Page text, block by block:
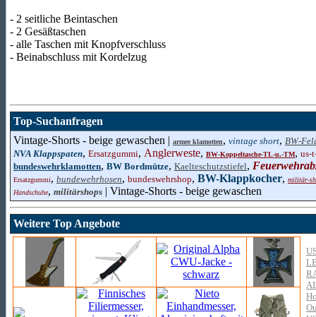
- 2 seitliche Beintaschen
- 2 Gesäßtaschen
- alle Taschen mit Knopfverschluss
- Beinabschluss mit Kordelzug
Top-Suchanfragen
Vintage-Shorts - beige gewaschen | armee klamotten, vintage short, BW-
NVA Klappspaten, Ersatzgummi, Anglerweste, BW-Koppeltasche-TL-u.-TM, us-
bundeswehrklamotten, BW Bordmütze, Kaelteschutzstiefel,
Ersatzgummi, bundewehrhosen, bundeswehrshop, BW-Klappkocher, militär-
Handschuhe, militärshops | Vintage-Shorts - beige gewaschen
Weitere Top Angebote